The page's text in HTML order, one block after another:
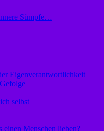
Sümpfe…
Eigenverantwortlichkeit
selbst
einen Menschen lieben?